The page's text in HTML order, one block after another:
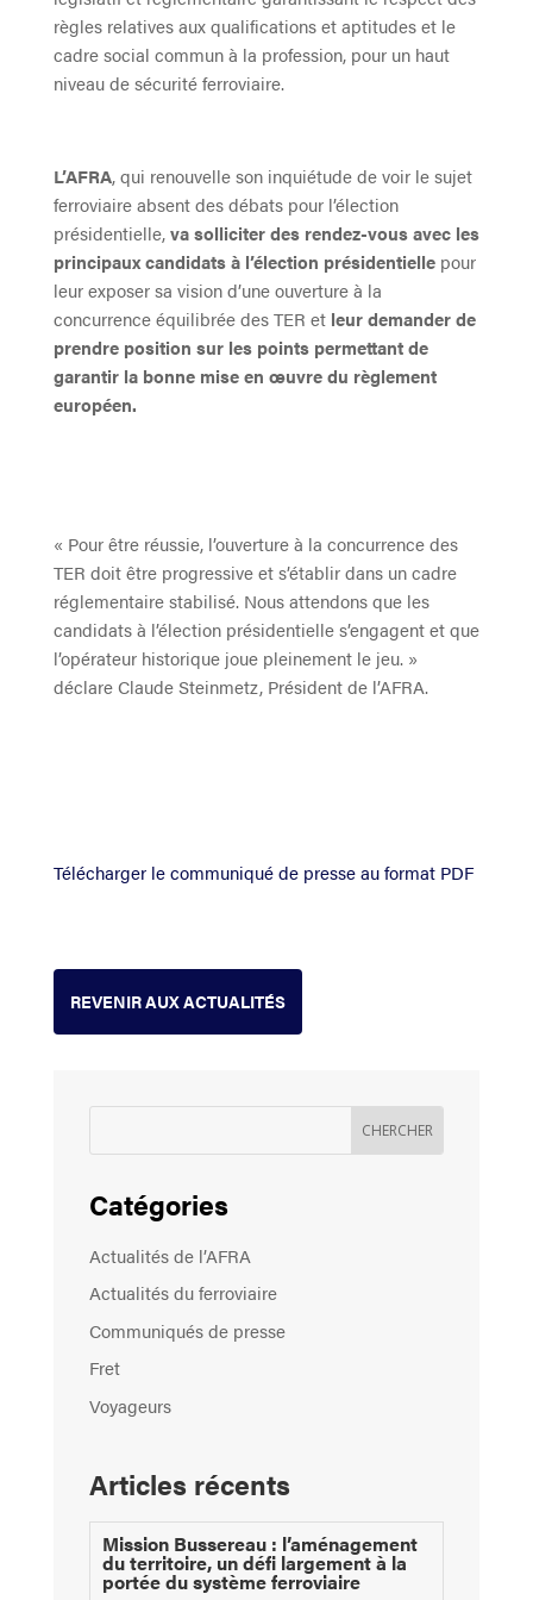
règles relatives aux qualifications et aptitudes et le
cadre social commun à la profession, pour un haut
niveau de sécurité ferroviaire.
L’AFRA, qui renouvelle son inquiétude de voir le sujet
ferroviaire absent des débats pour l’élection
présidentielle,va solliciter des rendez-vous avec les
principaux candidats à l’élection présidentiellepour
leur exposer sa vision d’une ouverture à la
concurrence équilibrée des TER et leur demander de
prendre position sur les points permettant de
garantir la bonne mise en œuvre du règlement
européen.
« Pour être réussie, l’ouverture à la concurrence des
TER doit être progressive et s’établir dans un cadre
réglementaire stabilisé. Nous attendons que les
candidats à l’élection présidentielle s’engagent et que
l’opérateur historique joue pleinement le jeu. »
déclare Claude Steinmetz, Président de l’AFRA.
Télécharger le communiqué de presse au format PDF
REVENIR AUX ACTUALITÉS
Catégories
Actualités de l’AFRA
Actualités du ferroviaire
Communiqués de presse
Fret
Voyageurs
Articles récents
Mission Bussereau : l’aménagement
du territoire, un défi largement à la
portée du système ferroviaire